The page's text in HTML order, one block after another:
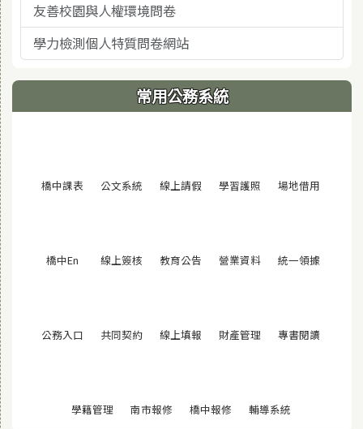
友善校園與人權環境問卷
學力檢測個人特質問卷網站
常用公務系統
橋中課表 (另開視窗)
公文系統 (另開視窗)
線上請假 (另開視窗)
學習護照 (另開視窗)
場地借用
橋中En (另開視窗)
線上簽核 (另開視窗)
教育公告 (另開視窗)
營業資料(另開視窗)
統一領據
公務入口 (另開視窗)
共同契約(另開視窗)
線上填報 (另開視窗)
財產管理 (另開視窗)
專書閱讀
學籍管理(另開視窗)
南市報修(另開視窗)
橋中報修(另開視窗)
輔導系統(另開視窗)